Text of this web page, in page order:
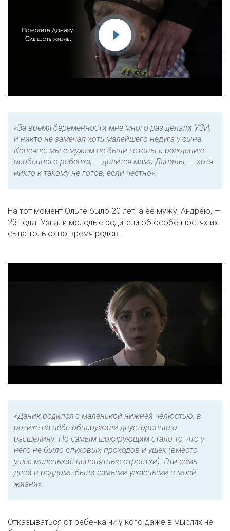
«За время беременности мне много раз делали УЗИ,
и никто не замечал хоть малейшего недуга у сына.
Конечно, мы с мужем не были готовы к рождению
особенного ребенка, — делится мама Данилы, — хотя
никто к такому не готов, если честно».
На тот момент Ольге было 20 лет, а ее мужу, Андрею, —
23 года. Узнали молодые родители об особенностях их
сына только во время родов.
«Даник родился с маленькой нижней челюстью, в
ротике на нёбе обнаружили двустороннюю
расщелину. Но самым шокирующим стало то, что у
него не было слуховых проходов и ушек (вместо
ушек маленькие непонятные отростки). Эти семь
дней в роддоме были самыми ужасными в моей
жизни».
Отказываться от ребенка ни у кого даже в мыслях не